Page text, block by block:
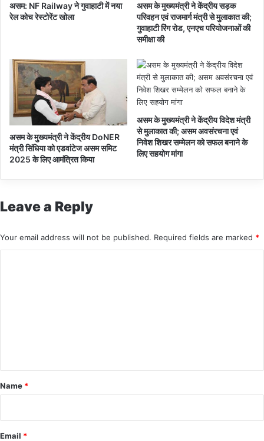
असम: NF Railway ने गुवाहाटी में नया
रेल कोच रेस्टोरेंट खोला
असम के मुख्यमंत्री ने केंद्रीय सड़क
परिवहन एवं राजमार्ग मंत्री से मुलाकात की;
गुवाहाटी रिंग रोड, एनएच परियोजनाओं की
समीक्षा की
असम के मुख्यमंत्री ने केंद्रीय DoNER
मंत्री सिंधिया को एडवांटेज असम समिट
2025 के लिए आमंत्रित किया
असम के मुख्यमंत्री ने केंद्रीय विदेश मंत्री
से मुलाकात की; असम अवसंरचना एवं
निवेश शिखर सम्मेलन को सफल बनाने के
लिए सहयोग मांगा
Leave a Reply
Your email address will not be published. Required fields are marked *
*
Name *
Email *